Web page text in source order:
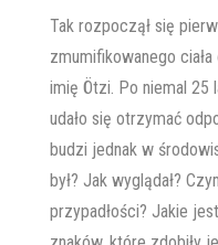
Tak rozpoczął się
zmumifikowanego
imię Ötzi. Po niemal 25
udało się otrzymać
budzi jednak w
był? Jak wyglądał?
przypadłości? Jakie